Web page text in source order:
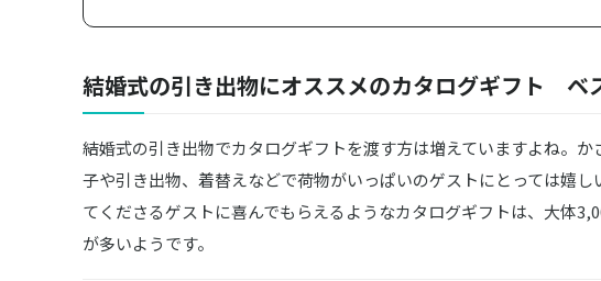
結婚式の引き出物にオススメのカタログギフト ベ
結婚式の引き出物でカタログギフトを渡す方は増えていますよね。
子や引き出物、着替えなどで荷物がいっぱいのゲストにとっては嬉し
てくださるゲストに喜んでもらえるようなカタログギフトは、大体
が多いようです。